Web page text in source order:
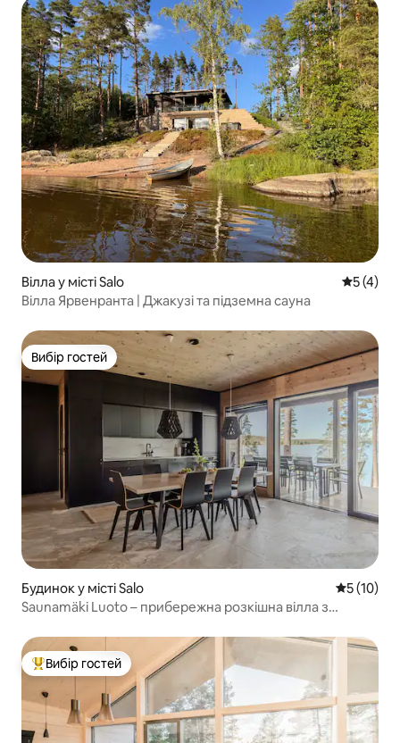
Вілла у місті Salo Середня
5 (4)
Вілла Ярвенранта | Джакузі та підземна сауна
Вибір гостей
Вибір гостей
Будинок у місті Salo Середня
5 (10)
Saunamäki Luoto – прибережна розкішна вілла з
Топ вибір гостей
Вибір гостей